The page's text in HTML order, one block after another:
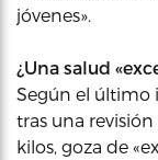
jóvenes».
¿Una salud
Según el último
tras una revisión
kilos, goza de